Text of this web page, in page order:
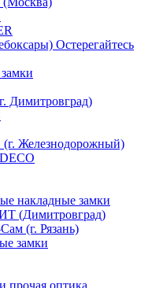
Остерегайтесь
Димитровград)
Железнодорожный)
накладные замки
(Димитровград)
(г. Рязань)
замки
прочая оптика